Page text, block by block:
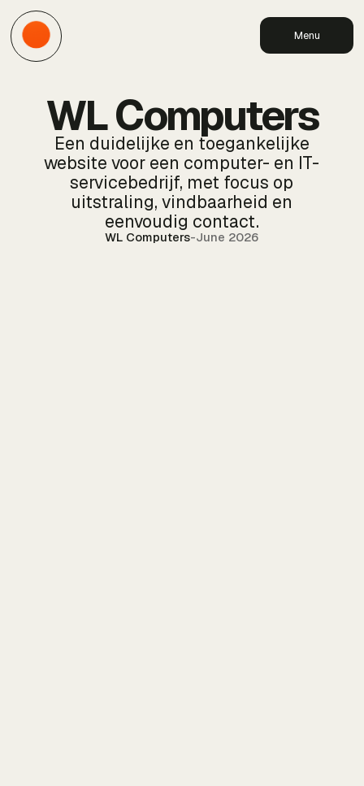
Menu
WL Computers
Een duidelijke en toegankelijke
website voor een computer- en IT-
servicebedrijf, met focus op
uitstraling, vindbaarheid en
eenvoudig contact.
WL Computers-June 2026